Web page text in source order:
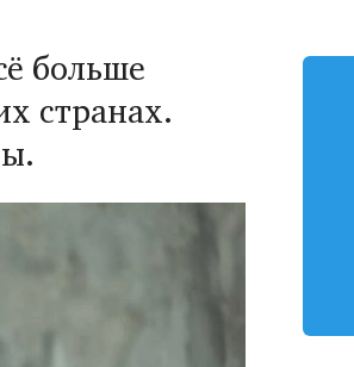
больше
странах.